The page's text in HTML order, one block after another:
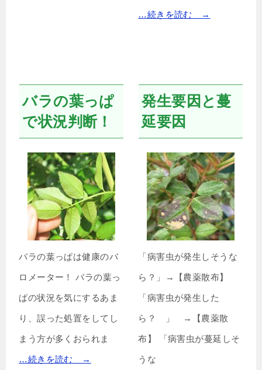
…続きを読む →
バラの葉っぱ
で状況判断！
バラの葉っぱは健康のバ
ロメーター！ バラの葉っ
ぱの状況を気にするあま
り、誤った処置をしてし
まう方が多くおられま
…続きを読む →
発生要因と蔓
延要因
「病害虫が発生しそうな
ら？」→【農薬散布】
「病害虫が発生した
ら？ 」 →【農薬散
布】 「病害虫が蔓延しそ
うな